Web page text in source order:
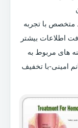
متخصص با تجربه
اطلاعات بیشتر
های مربوط به
امینی-با تخفیف